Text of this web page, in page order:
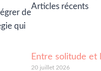
de
qui
Articles récents
Entre solitude et
20 juillet 2026